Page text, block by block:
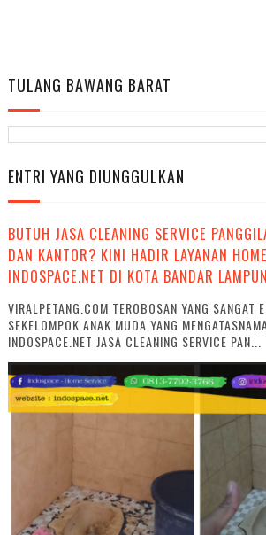
TULANG BAWANG BARAT
ENTRI YANG DIUNGGULKAN
BUTUH JASA CLEANING SERVICE
DAN KANTOR? KINI HADIR LAYANAN
INDOSPACE.NET DI KOTA BANDAR
VIRALPETANG.COM TEROBOSAN YANG SANGAT
SEKELOMPOK ANAK MUDA YANG
INDOSPACE.NET JASA CLEANING SERVICE PAN...